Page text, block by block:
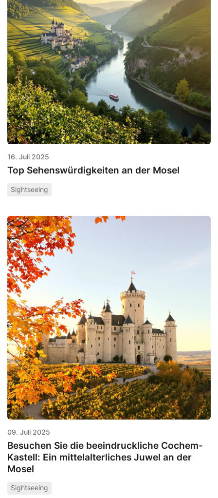
16. Juli 2025
Top Sehenswürdigkeiten an der Mosel
Sightseeing
09. Juli 2025
Besuchen Sie die beeindruckliche Cochem-
Kastell: Ein mittelalterliches Juwel an der
Mosel
Sightseeing